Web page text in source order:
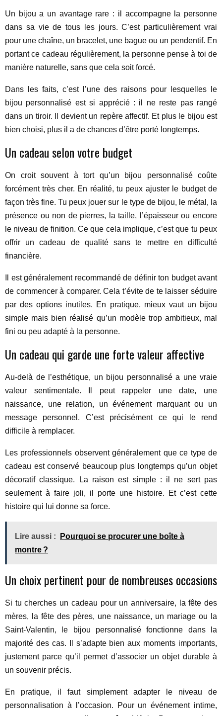
Un bijou a un avantage rare : il accompagne la personne
dans sa vie de tous les jours. C’est particulièrement vrai
pour une chaîne, un bracelet, une bague ou un pendentif. En
portant ce cadeau régulièrement, la personne pense à toi de
manière naturelle, sans que cela soit forcé.
Dans les faits, c’est l’une des raisons pour lesquelles le
bijou personnalisé est si apprécié : il ne reste pas rangé
dans un tiroir. Il devient un repère affectif. Et plus le bijou est
bien choisi, plus il a de chances d’être porté longtemps.
Un cadeau selon votre budget
On croit souvent à tort qu’un bijou personnalisé coûte
forcément très cher. En réalité, tu peux ajuster le budget de
façon très fine. Tu peux jouer sur le type de bijou, le métal, la
présence ou non de pierres, la taille, l’épaisseur ou encore
le niveau de finition. Ce que cela implique, c’est que tu peux
offrir un cadeau de qualité sans te mettre en difficulté
financière.
Il est généralement recommandé de définir ton budget avant
de commencer à comparer. Cela t’évite de te laisser séduire
par des options inutiles. En pratique, mieux vaut un bijou
simple mais bien réalisé qu’un modèle trop ambitieux, mal
fini ou peu adapté à la personne.
Un cadeau qui garde une forte valeur affective
Au-delà de l’esthétique, un bijou personnalisé a une vraie
valeur sentimentale. Il peut rappeler une date, une
naissance, une relation, un événement marquant ou un
message personnel. C’est précisément ce qui le rend
difficile à remplacer.
Les professionnels observent généralement que ce type de
cadeau est conservé beaucoup plus longtemps qu’un objet
décoratif classique. La raison est simple : il ne sert pas
seulement à faire joli, il porte une histoire. Et c’est cette
histoire qui lui donne sa force.
Lire aussi :
Pourquoi se procurer une boîte à
montre ?
Un choix pertinent pour de nombreuses occasions
Si tu cherches un cadeau pour un anniversaire, la fête des
mères, la fête des pères, une naissance, un mariage ou la
Saint-Valentin, le bijou personnalisé fonctionne dans la
majorité des cas. Il s’adapte bien aux moments importants,
justement parce qu’il permet d’associer un objet durable à
un souvenir précis.
En pratique, il faut simplement adapter le niveau de
personnalisation à l’occasion. Pour un événement intime,